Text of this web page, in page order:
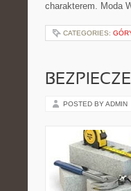
charakterem. Moda
CATEGORIES:
POSTED BY ADMIN